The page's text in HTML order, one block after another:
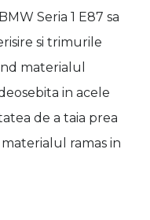
Seria 1 E87 sa
si trimurile
materialul
in acele
de a taia prea
ramas in